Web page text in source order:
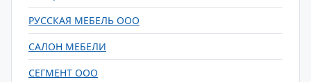
РУССКАЯ МЕБЕЛЬ ООО
САЛОН МЕБЕЛИ
СЕГМЕНТ ООО